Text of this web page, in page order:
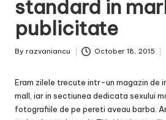
standard in
publicitate
Posted
By razvaniancu October 18, 2015
Eram zilele trecute intr-un magazin de
mall, iar in sectiunea dedicata sexului
fotografiile de pe pereti aveau barba.